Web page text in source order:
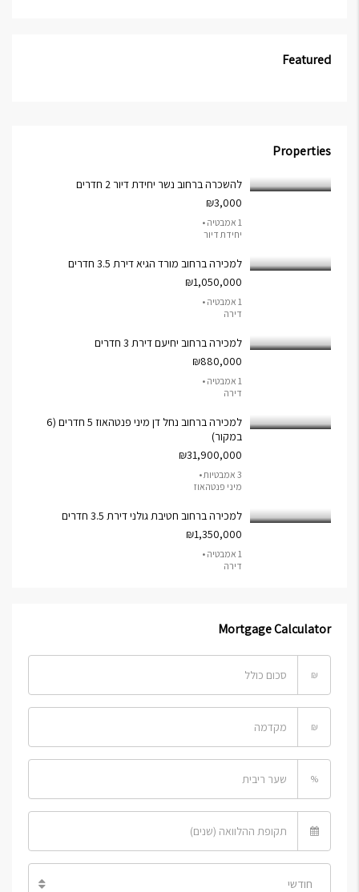
Featured
Properties
להשכרה ברחוב נשר יחידת דיור 2 חדרים
₪3,000
1 אמבטיה •
יחידת דיור
למכירה ברחוב מורד הגיא דירת 3.5 חדרים
₪1,050,000
1 אמבטיה •
דירה
למכירה ברחוב יחיעם דירת 3 חדרים
₪880,000
1 אמבטיה •
דירה
למכירה ברחוב נחל דן מיני פנטהאוז 5 חדרים (6
במקור)
₪31,900,000
3 אמבטיות •
מיני פנטהאוז
למכירה ברחוב חטיבת גולני דירת 3.5 חדרים
₪1,350,000
1 אמבטיה •
דירה
Mortgage Calculator
₪
₪
%
חודשי